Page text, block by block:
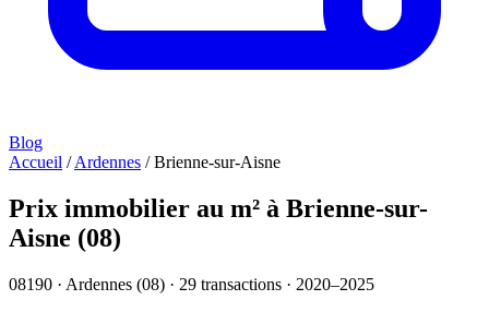
Blog
Accueil / Ardennes / Brienne-sur-Aisne
Prix immobilier au m² à Brienne-sur-
Aisne (08)
08190 · Ardennes (08) · 29 transactions · 2020–2025